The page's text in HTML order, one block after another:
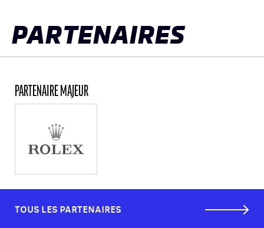
PARTENAIRES
PARTENAIRE MAJEUR
TOUS LES PARTENAIRES